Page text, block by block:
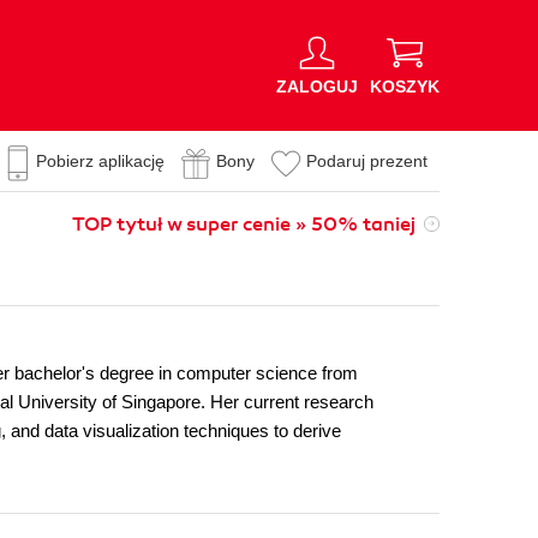
ZALOGUJ KOSZYK
Pobierz aplikację Bony Podaruj prezent
TOP tytuł w super cenie » 50% taniej
bachelor's degree in computer science from
University of Singapore. Her current research
data visualization techniques to derive